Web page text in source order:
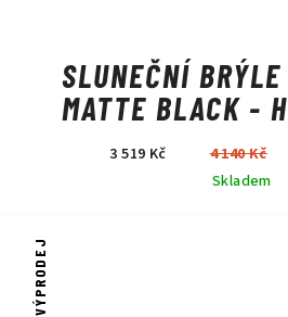
SLUNEČNÍ
MATTE BLACK -
MULTILAYER
3 519 Kč 4 140 Kč
Skladem
VÝPRODEJ